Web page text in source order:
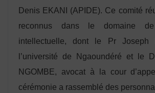
Denis EKANI (APIDE). Ce comité
reconnus dans le domaine
intellectuelle, dont le Pr Joseph
l’université de Ngaoundéré et le
NGOMBE, avocat à la cour
cérémonie a rassemblé des